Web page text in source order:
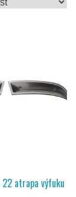
atrapa výfuku